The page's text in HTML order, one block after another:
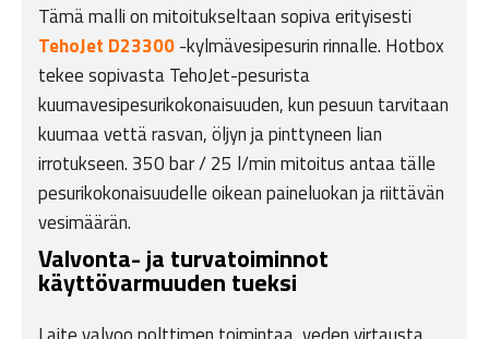
Tämä malli on mitoitukseltaan sopiva erityisesti
TehoJet D23300-kylmävesipesurin rinnalle. Hotbox
tekee sopivasta TehoJet-pesurista
kuumavesipesurikokonaisuuden, kun pesuun tarvitaan
kuumaa vettä rasvan, öljyn ja pinttyneen lian
irrotukseen. 350 bar / 25 l/min mitoitus antaa tälle
pesurikokonaisuudelle oikean paineluokan ja riittävän
vesimäärän.
Valvonta- ja turvatoiminnot
käyttövarmuuden tueksi